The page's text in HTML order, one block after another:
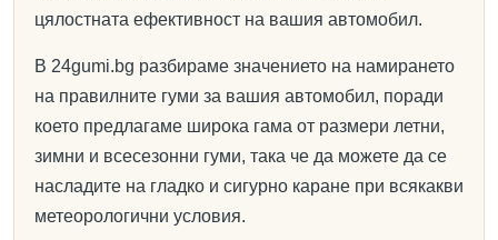
цялостната ефективност на вашия автомобил.
В 24gumi.bg разбираме значението на намирането
на правилните гуми за вашия автомобил, поради
което предлагаме широка гама от размери летни,
зимни и всесезонни гуми, така че да можете да се
насладите на гладко и сигурно каране при всякакви
метеорологични условия.